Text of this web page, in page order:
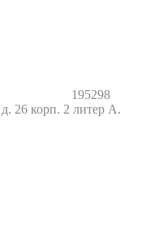
195298
26 корп. 2 литер А.